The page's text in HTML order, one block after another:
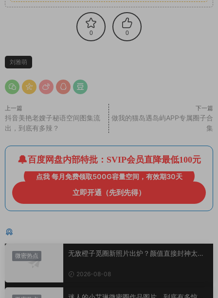
0 0
刘雅萌
上一篇
抖音美艳老嫂子秘语空间图集流
出，到底有多辣？
下一篇
做我的猫岛遇岛屿APP专属圈子合
集
百度网盘内部特批：SVIP会员直降最低100元
点我 每月免费领取500G容量空间，有效期30天
立即开通（先到先得）
微密热点
无敌橙子觅圈新照片出炉？颜值直接封神太惊
2026-08-08